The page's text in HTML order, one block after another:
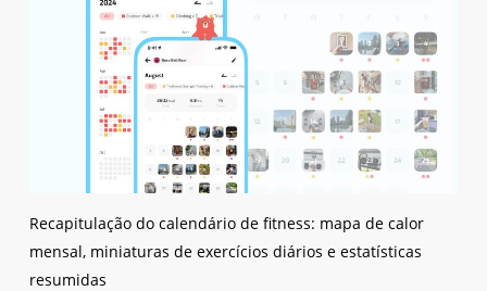
Recapitulação do calendário de fitness: mapa de calor
mensal, miniaturas de exercícios diários e estatísticas
resumidas